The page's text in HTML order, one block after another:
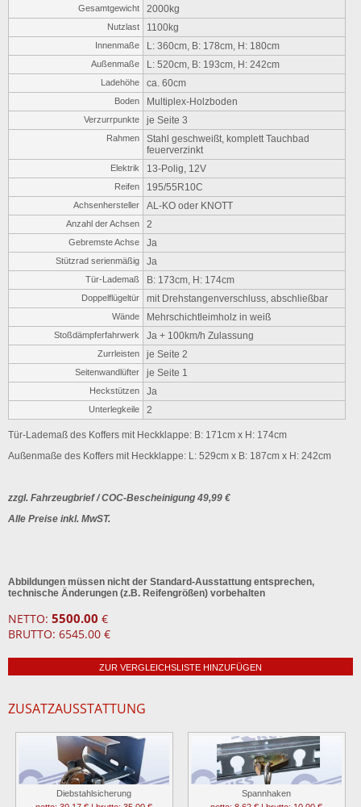
Gesamtgewicht 2000kg
Nutzlast 1100kg
Innenmaße L: 360cm, B: 178cm, H: 180cm
Außenmaße L: 520cm, B: 193cm, H: 242cm
Ladehöhe ca. 60cm
Boden Multiplex-Holzboden
Verzurrpunkte je Seite 3
Rahmen
Stahl geschweißt, komplett Tauchbad
feuerverzinkt
Elektrik 13-Polig, 12V
Reifen 195/55R10C
Achsenhersteller AL-KO oder KNOTT
Anzahl der Achsen 2
Gebremste Achse Ja
Stützrad serienmäßig Ja
Tür-Lademaß B: 173cm, H: 174cm
Doppelflügeltür mit Drehstangenverschluss, abschließbar
Wände Mehrschichtleimholz in weiß
Stoßdämpferfahrwerk Ja + 100km/h Zulassung
Zurrleisten je Seite 2
Seitenwandlüfter je Seite 1
Heckstützen Ja
Unterlegkeile 2
Tür-Lademaß des Koffers mit Heckklappe: B: 171cm x H: 174cm
Außenmaße des Koffers mit Heckklappe: L: 529cm x B: 187cm x H: 242cm
zzgl. Fahrzeugbrief/ COC-Bescheinigung 49,99 €
Alle Preise inkl. MwST.
Abbildungen müssen nicht der Standard-Ausstattung entsprechen,
technische Änderungen (z.B. Reifengrößen) vorbehalten
NETTO: 5500.00 €
BRUTTO: 6545.00 €
ZUR VERGLEICHSLISTE HINZUFÜGEN
ZUSATZAUSSTATTUNG
Diebstahlsicherung
Spannhaken